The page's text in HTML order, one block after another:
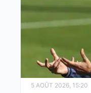
5 AOÛT 2026, 15:20